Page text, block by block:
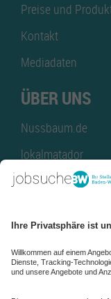
Preise und
Kontakt
Mediadaten
ÜBER UNS
Nussbaum.de
lokalmatador
kaufinBW
NussbaumID
Nussbaum Medien